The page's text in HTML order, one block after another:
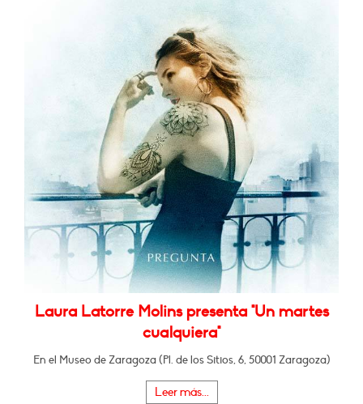
Laura Latorre Molins presenta "Un martes
cualquiera"
En el Museo de Zaragoza (Pl. de los Sitios, 6, 50001 Zaragoza)
Leer más...